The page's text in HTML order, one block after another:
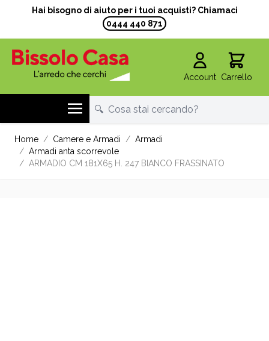
Hai bisogno di aiuto per i tuoi acquisti? Chiamaci
0444 440 871
Account Carrello
Home / Camere e Armadi / Armadi
/ Armadi anta scorrevole
/ ARMADIO CM 181X65 H. 247 BIANCO FRASSINATO